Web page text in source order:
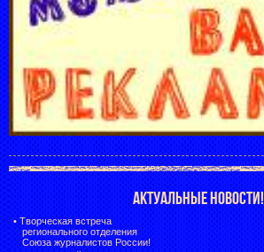
АКТУАЛЬНЫЕ НОВОСТИ!
• Творческая встреча
регионального отделения
Союза журналистов России!